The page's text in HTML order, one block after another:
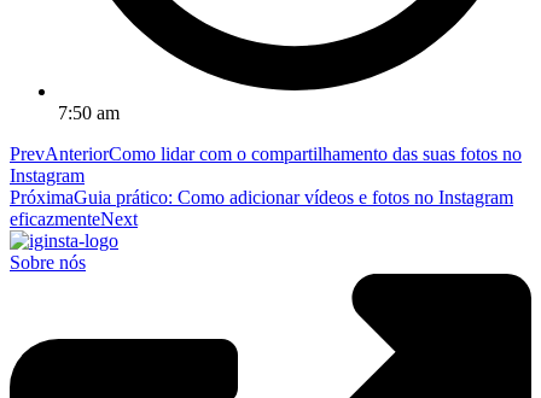
7:50 am
PrevAnteriorComo lidar com o compartilhamento das suas fotos no
Instagram
PróximaGuia prático: Como adicionar vídeos e fotos no Instagram
eficazmenteNext
Sobre nós